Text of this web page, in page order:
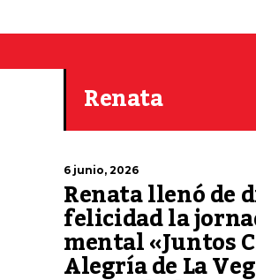
Renata
6 junio, 2026
Renata llenó de
felicidad la
mental «Juntos
Alegría de La